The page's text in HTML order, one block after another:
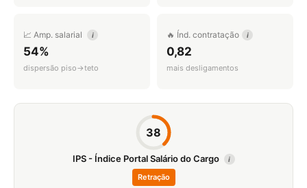
📈 Amp. salarial i
54%
dispersão piso→teto
🔥 Índ. contratação i
0,82
mais desligamentos
38
IPS - Índice Portal Salário do Cargo i
Retração